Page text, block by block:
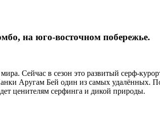
на юго-восточном побережье.
Сейчас в сезон это развитый серф-
Аругам Бей один из самых удалённых.
ценителям серфинга и дикой природы.